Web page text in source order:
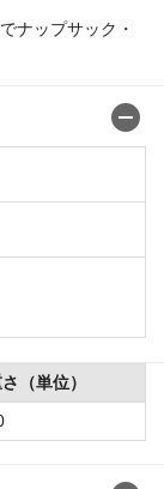
ナップサック・
（単位）